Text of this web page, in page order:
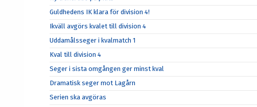
Guldhedens IK klara för division 4!
Ikväll avgörs kvalet till division 4
Uddamålsseger i kvalmatch 1
Kval till division 4
Seger i sista omgången ger minst kval
Dramatisk seger mot Lagårn
Serien ska avgöras